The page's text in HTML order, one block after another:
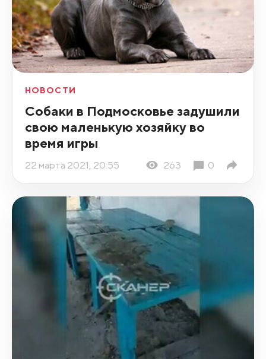
НОВОСТИ
Собаки в Подмосковье задушили
свою маленькую хозяйку во
время игры
22 марта 2021, 20:55 263 0